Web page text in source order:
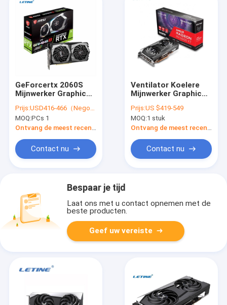
GeForcertx 2060S
Mijnwerker Graphic
met 256 bits Super
8GB
Prijs:USD416-466（Negotiable）
MOQ:PCs 1
Ontvang de meest recente Prijs
Contact nu
Ventilator Koelere
Mijnwerker Graphic
6600xt Nitro+ 8gb
Gddr6 met 128 bits
Prijs:US $419-549
MOQ:1 stuk
Ontvang de meest recente Prijs
Contact nu
Bespaar je tijd
Laat ons met u contact opnemen met de
beste producten.
Geef uw vereiste